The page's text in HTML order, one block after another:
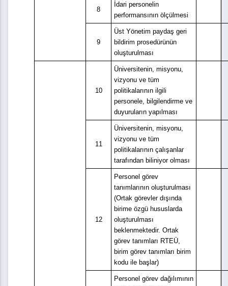
8
İdari personelin
performansının ölçülmesi
9
Üst Yönetim paydaş geri
bildirim prosedürünün
oluşturulması
10
Üniversitenin, misyonu,
vizyonu ve tüm
politikalarının ilgili
personele, bilgilendirme ve
duyuruların yapılması
11
Üniversitenin, misyonu,
vizyonu ve tüm
politikalarının çalışanlar
tarafından biliniyor olması
12
Personel görev
tanımlarının oluşturulması
(Ortak görevler dışında
birime özgü hususlarda
oluşturulması
beklenmektedir. Ortak
görev tanımları RTEÜ,
birim görev tanımları birim
kodu ile başlar)
Personel görev dağılımının